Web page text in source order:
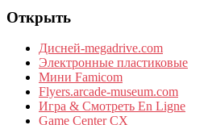
Открыть
Дисней-megadrive.com
Электронные пластиковые
Мини Famicom
Flyers.arcade-museum.com
Игра & Смотреть En Ligne
Game Center CX